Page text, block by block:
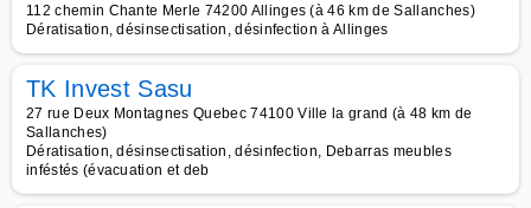
112 chemin Chante Merle 74200 Allinges (à 46 km de Sallanches)
Dératisation, désinsectisation, désinfection à Allinges
TK Invest Sasu
27 rue Deux Montagnes Quebec 74100 Ville la grand (à 48 km de
Sallanches)
Dératisation, désinsectisation, désinfection, Debarras meubles
inféstés (évacuation et deb